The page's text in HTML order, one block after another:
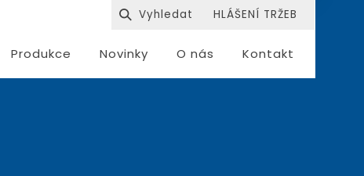
Produkce Novinky O nás Kontakt
HLÁŠENÍ TRŽEB